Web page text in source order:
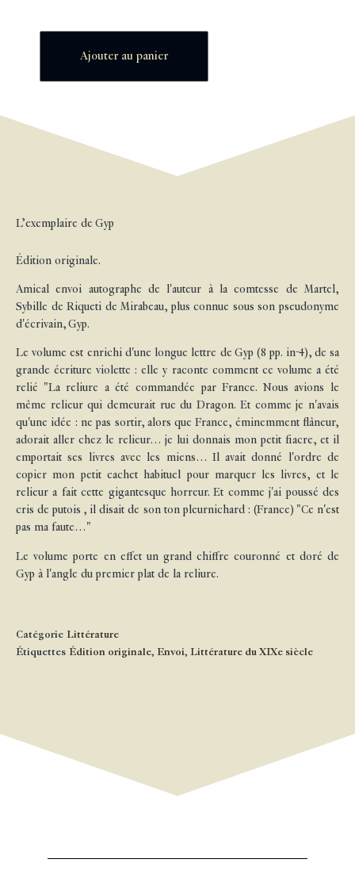
Ajouter au panier
L’exemplaire de Gyp
Édition originale.
Amical envoi autographe de l'auteur à la comtesse de Martel,
Sybille de Riqueti de Mirabeau, plus connue sous son pseudonyme
d'écrivain, Gyp.
Le volume est enrichi d'une longue lettre de Gyp (8 pp. in-4), de sa
grande écriture violette : elle y raconte comment ce volume a été
relié "La reliure a été commandée par France. Nous avions le
même relieur qui demeurait rue du Dragon. Et comme je n'avais
qu'une idée : ne pas sortir, alors que France, éminemment flâneur,
adorait aller chez le relieur… je lui donnais mon petit fiacre, et il
emportait ses livres avec les miens… Il avait donné l'ordre de
copier mon petit cachet habituel pour marquer les livres, et le
relieur a fait cette gigantesque horreur. Et comme j'ai poussé des
cris de putois , il disait de son ton pleurnichard : (France) "Ce n'est
pas ma faute…"
Le volume porte en effet un grand chiffre couronné et doré de
Gyp à l'angle du premier plat de la reliure.
Catégorie Littérature
Étiquettes Édition originale, Envoi, Littérature du XIXe siècle